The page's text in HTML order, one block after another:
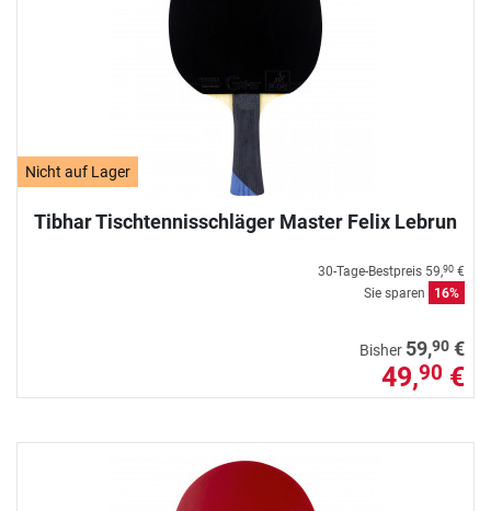
Nicht auf Lager
Tibhar Tischtennisschläger Master Felix Lebrun
30-Tage-Bestpreis 59,90 €
Sie sparen
16%
Bisher 59,90 €
49,90 €